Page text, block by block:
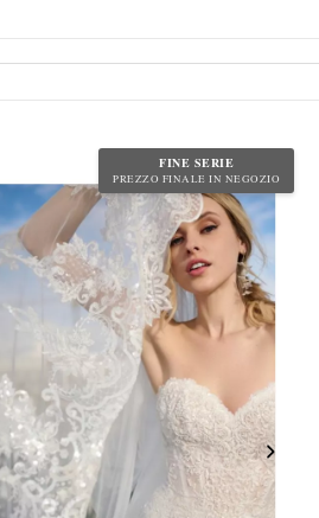
FINE SERIE
PREZZO FINALE IN NEGOZIO